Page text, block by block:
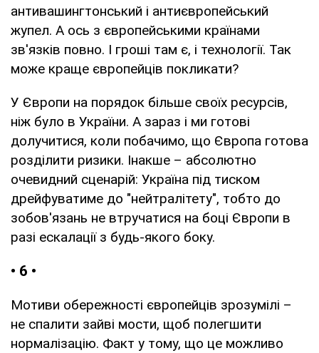
антивашингтонський і антиєвропейський
жупел. А ось з європейськими країнами
зв'язків повно. І гроші там є, і технології. Так
може краще європейців покликати?
У Європи на порядок більше своїх ресурсів,
ніж було в України. А зараз і ми готові
долучитися, коли побачимо, що Європа готова
розділити ризики. Інакше – абсолютно
очевидний сценарій: Україна під тиском
дрейфуватиме до "нейтралітету", тобто до
зобов'язань не втручатися на боці Європи в
разі ескалації з будь-якого боку.
• 6 •
Мотиви обережності європейців зрозумілі –
не спалити зайві мости, щоб полегшити
нормалізацію. Факт у тому, що це можливо